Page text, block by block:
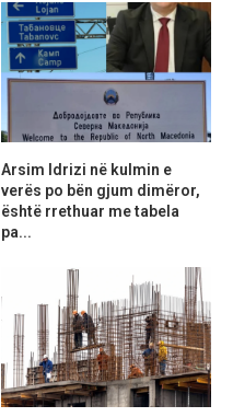
Arsim Idrizi në kulmin e
verës po bën gjum dimëror,
është rrethuar me tabela
pa...